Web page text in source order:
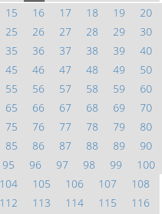
15 16 17 18 19
20
25 26 27 28 29
30
35 36 37 38 39
40
45 46 47 48 49
50
55 56 57 58 59
60
65 66 67 68 69
70
75 76 77 78 79
80
85 86 87 88 89
90
95 96 97 98 99
100
104 105 106 107
108
112 113 114 115
116